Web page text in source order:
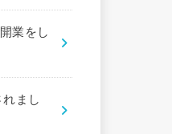
業をし
まし